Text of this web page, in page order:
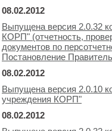
08.02.2012
Выпущена версия 2.0.32
КОРП" (отчетность,
документов по
Постановление
08.02.2012
Выпущена версия 2.0.10
учреждения КОРП"
08.02.2012